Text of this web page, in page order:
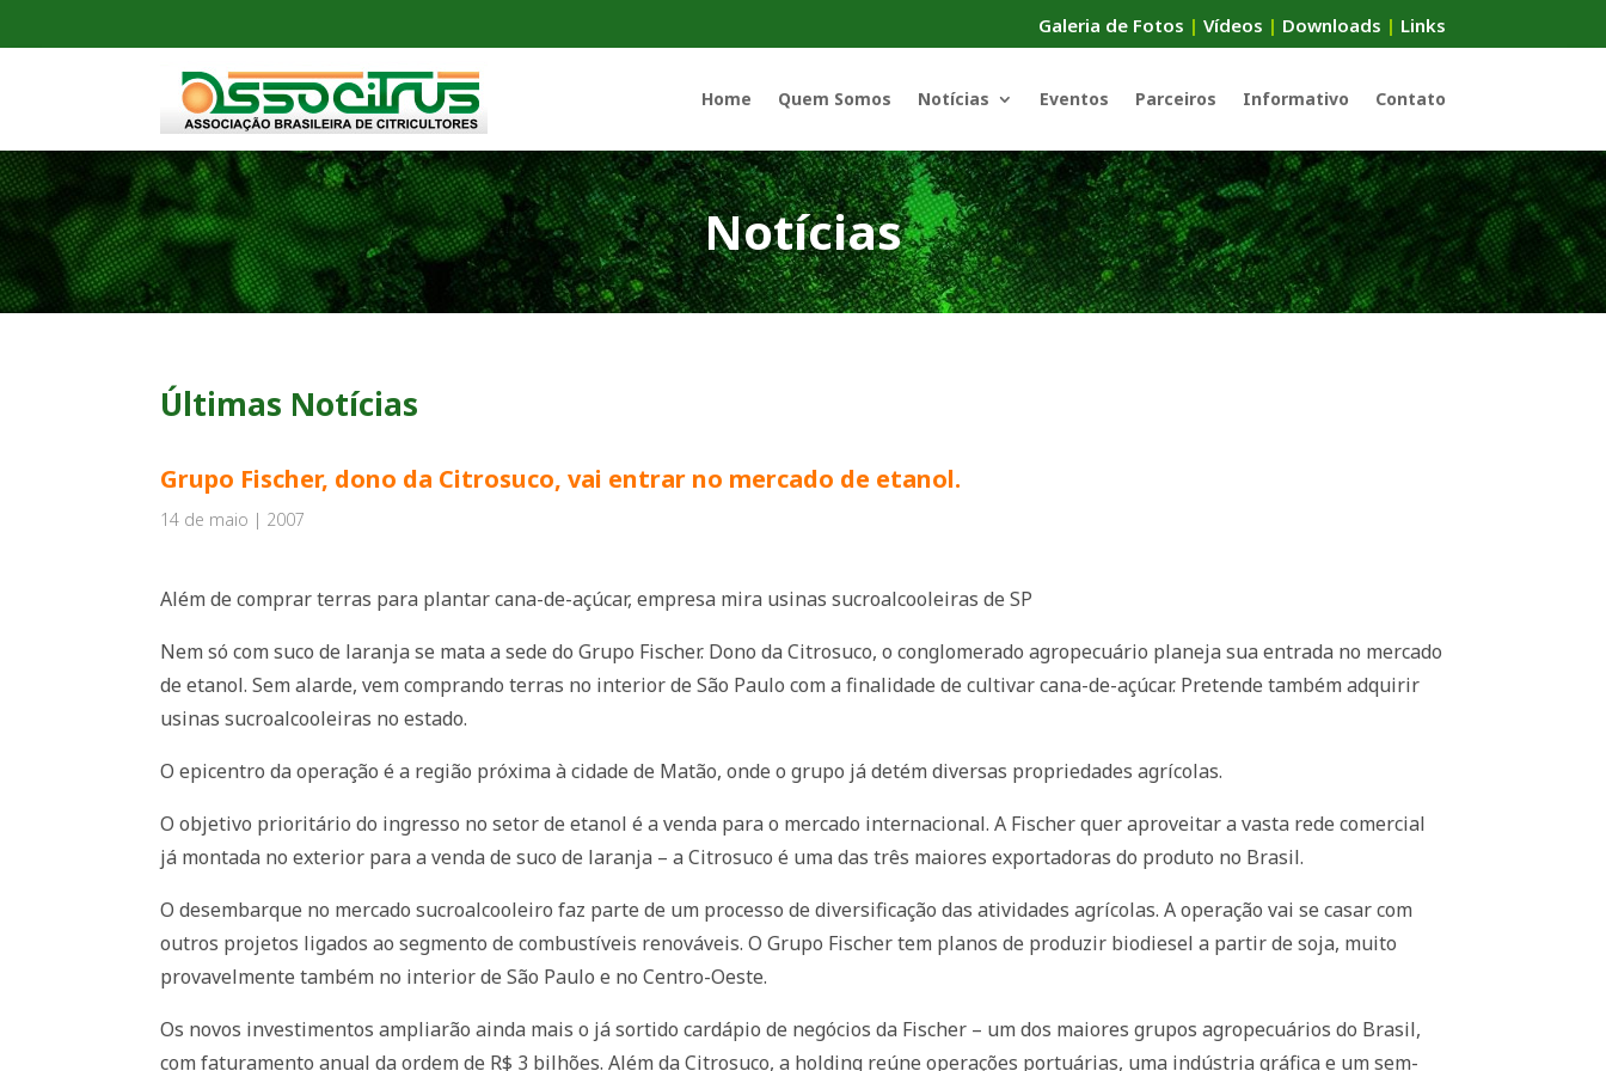
Galeria de Fotos | Vídeos | Downloads | Links
Home Quem Somos Notícias Eventos Parceiros Informativo Contato
Notícias
Últimas Notícias
Grupo Fischer, dono da Citrosuco, vai entrar no mercado de etanol.
14 de maio | 2007
Além de comprar terras para plantar cana-de-açúcar, empresa mira usinas sucroalcooleiras de SP
Nem só com suco de laranja se mata a sede do Grupo Fischer. Dono da Citrosuco, o conglomerado agropecuário planeja sua entrada no mercado
de etanol. Sem alarde, vem comprando terras no interior de São Paulo com a finalidade de cultivar cana-de-açúcar. Pretende também adquirir
usinas sucroalcooleiras no estado.
O epicentro da operação é a região próxima à cidade de Matão, onde o grupo já detém diversas propriedades agrícolas.
O objetivo prioritário do ingresso no setor de etanol é a venda para o mercado internacional. A Fischer quer aproveitar a vasta rede comercial
já montada no exterior para a venda de suco de laranja – a Citrosuco é uma das três maiores exportadoras do produto no Brasil.
O desembarque no mercado sucroalcooleiro faz parte de um processo de diversificação das atividades agrícolas. A operação vai se casar com
outros projetos ligados ao segmento de combustíveis renováveis. O Grupo Fischer tem planos de produzir biodiesel a partir de soja, muito
provavelmente também no interior de São Paulo e no Centro-Oeste.
Os novos investimentos ampliarão ainda mais o já sortido cardápio de negócios da Fischer – um dos maiores grupos agropecuários do Brasil,
com faturamento anual da ordem de R$ 3 bilhões. Além da Citrosuco, a holding reúne operações portuárias, uma indústria gráfica e um sem-